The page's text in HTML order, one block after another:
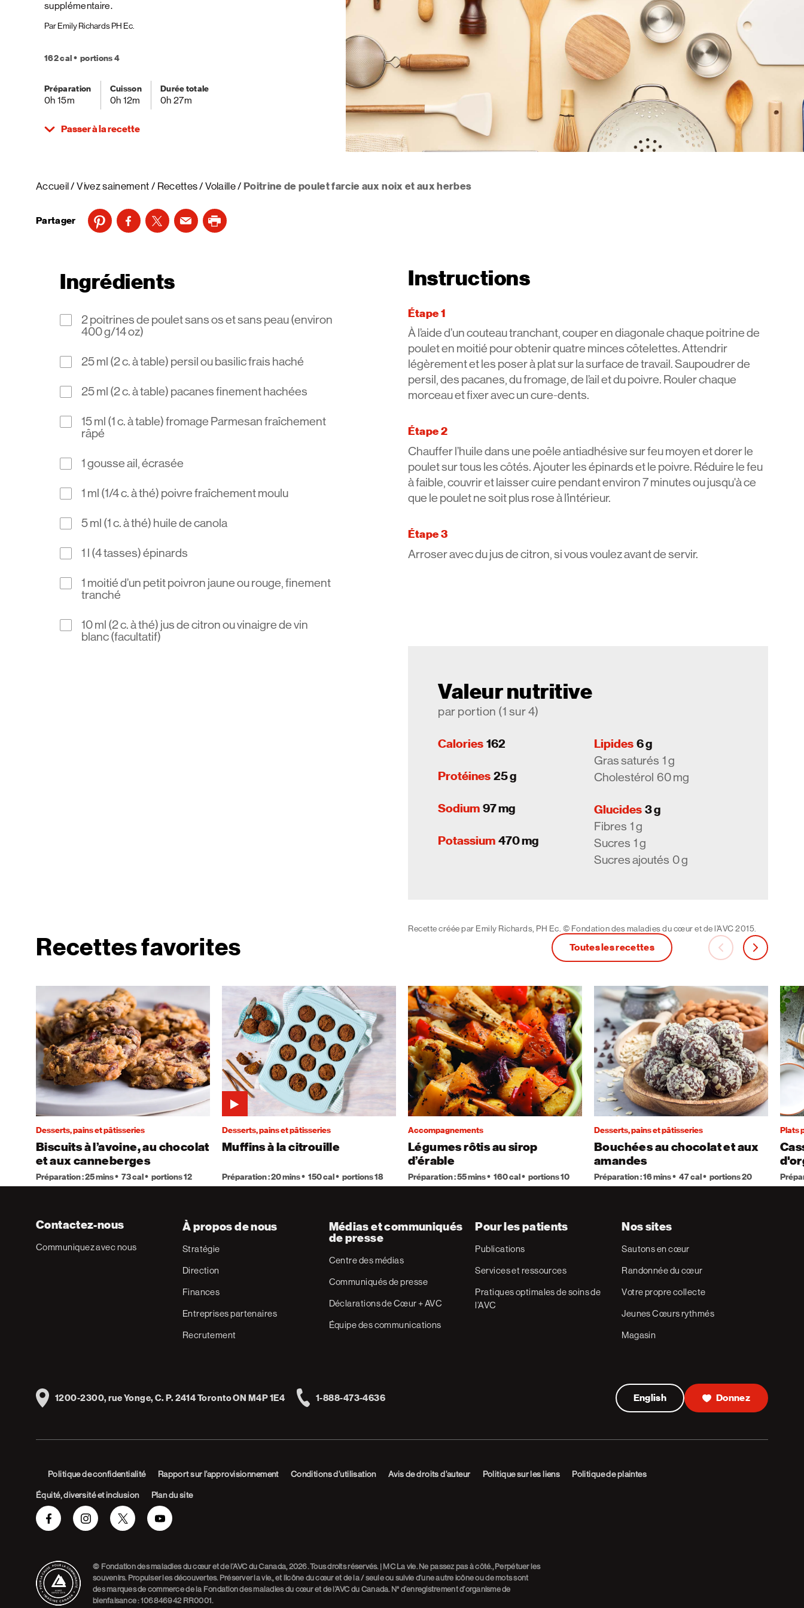
supplémentaire.
Par Emily Richards PH Ec.
162 cal portions 4
Préparation
0h 15m
Cuisson
0h 12m
Durée totale
0h 27m
Passer à la recette
Accueil Vivez sainement Recettes Volaille Poitrine de poulet farcie aux noix et aux herbes
Partager
Ingrédients
2 poitrines de poulet sans os et sans peau (environ
400 g/14 oz)
25 ml (2 c. à table) persil ou basilic frais haché
25 ml (2 c. à table) pacanes finement hachées
15 ml (1 c. à table) fromage Parmesan fraîchement
râpé
1 gousse ail, écrasée
1 ml (1/4 c. à thé) poivre fraîchement moulu
5 ml (1 c. à thé) huile de canola
1 l (4 tasses) épinards
1 moitié d’un petit poivron jaune ou rouge, finement
tranché
10 ml (2 c. à thé) jus de citron ou vinaigre de vin
blanc (facultatif)
Instructions
Étape 1
À l’aide d’un couteau tranchant, couper en diagonale chaque poitrine de
poulet en moitié pour obtenir quatre minces côtelettes. Attendrir
légèrement et les poser à plat sur la surface de travail. Saupoudrer de
persil, des pacanes, du fromage, de l’ail et du poivre. Rouler chaque
morceau et fixer avec un cure-dents.
Étape 2
Chauffer l’huile dans une poêle antiadhésive sur feu moyen et dorer le
poulet sur tous les côtés. Ajouter les épinards et le poivre. Réduire le feu
à faible, couvrir et laisser cuire pendant environ 7 minutes ou jusqu'à ce
que le poulet ne soit plus rose à l’intérieur.
Étape 3
Arroser avec du jus de citron, si vous voulez avant de servir.
Valeur nutritive
par portion (1 sur 4)
Calories 162
Protéines 25 g
Sodium 97 mg
Potassium 470 mg
Lipides 6 g
Gras saturés 1 g
Cholestérol 60 mg
Glucides 3 g
Fibres 1 g
Sucres 1 g
Sucres ajoutés 0 g
Recette créée par Emily Richards, PH Ec. © Fondation des maladies du cœur et de l’AVC 2015.
Recettes favorites Toutes les recettes carousel-backcarousel-
Desserts, pains et pâtisseries
Biscuits à l’avoine, au chocolat
et aux canneberges
Préparation : 25 mins 73 cal portions 12
Desserts, pains et pâtisseries
Muffins à la citrouille
Préparation : 20 mins 150 cal portions 18
Accompagnements
Légumes rôtis au sirop
d’érable
Préparation : 55 mins 160 cal portions 10
Desserts, pains et pâtisseries
Bouchées au chocolat et aux
amandes
Préparation : 16 mins 47 cal portions 20
Plats
Contactez-nous
Communiquez avec nous
À propos de nous
Stratégie
Direction
Finances
Entreprises partenaires
Recrutement
Médias et communiqués
de presse
Centre des médias
Communiqués de presse
Déclarations de Cœur + AVC
Équipe des communications
Pour les patients
Publications
Services et ressources
Pratiques optimales de soins de
l’AVC
Nos sites
Sautons en cœur
Randonnée du cœur
Votre propre collecte
Jeunes Cœurs rythmés
Magasin
Address
1200-2300, rue Yonge, C. P. 2414 Toronto ON M4P 1E4
1-888-473-4636 English Donnez
Politique de confidentialité Rapport sur l’approvisionnement Conditions d’utilisation Avis de droits d’auteur Politique sur les liens Politique de plaintes
Équité, diversité et inclusion Plan du site
FacebookInstagramTwitter Youtube
© Fondation des maladies du cœur et de l’AVC du Canada, 2026. Tous droits réservés. | MC La vie. Ne passez pas à côté., Perpétuer les
souvenirs. Propulser les découvertes. Préserver la vie., et l’icône du cœur et de la / seule ou suivie d’une autre icône ou de mots sont
des marques de commerce de la Fondation des maladies du cœur et de l’AVC du Canada. N° d’enregistrement d’organisme de
bienfaisance : 106846942 RR0001.